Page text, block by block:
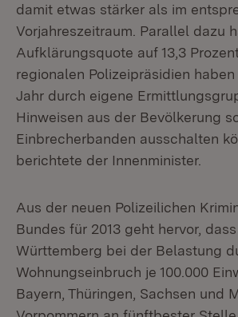
damit etwas stärker als im
Vorjahreszeitraum. Parallel dazu
Aufklärungsquote auf 13,3
regionalen Polizeipräsidien
Jahr durch eigene
Hinweisen aus der Bevölkerung
Einbrecherbanden ausschalten
berichtete der Innenminister.
Aus der neuen Polizeilichen
Bundes für 2013 geht hervor,
Württemberg bei der Belastung
Wohnungseinbruch je 100.000
Bayern, Thüringen, Sachsen und